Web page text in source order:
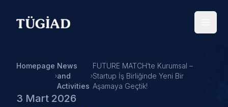
Your Company
Homepage News
and
Activities
FUTURE MATCH’te Kurumsal –
Startup İş Birliğinde Yeni Bir
Aşamaya Geçtik!
3 Mart 2026